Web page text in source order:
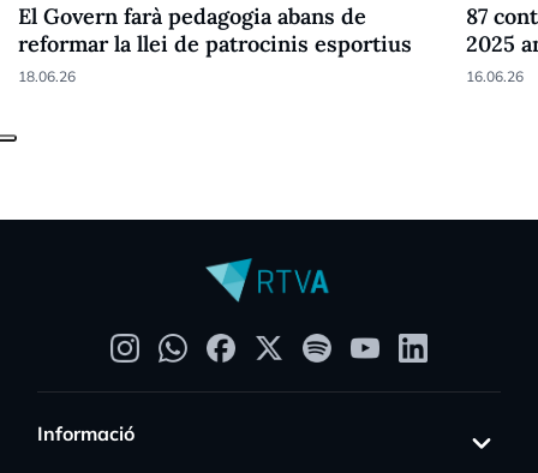
El Govern farà pedagogia abans de
reformar la llei de patrocinis esportius
18.06.26
87
2025
16.06.26
Informació